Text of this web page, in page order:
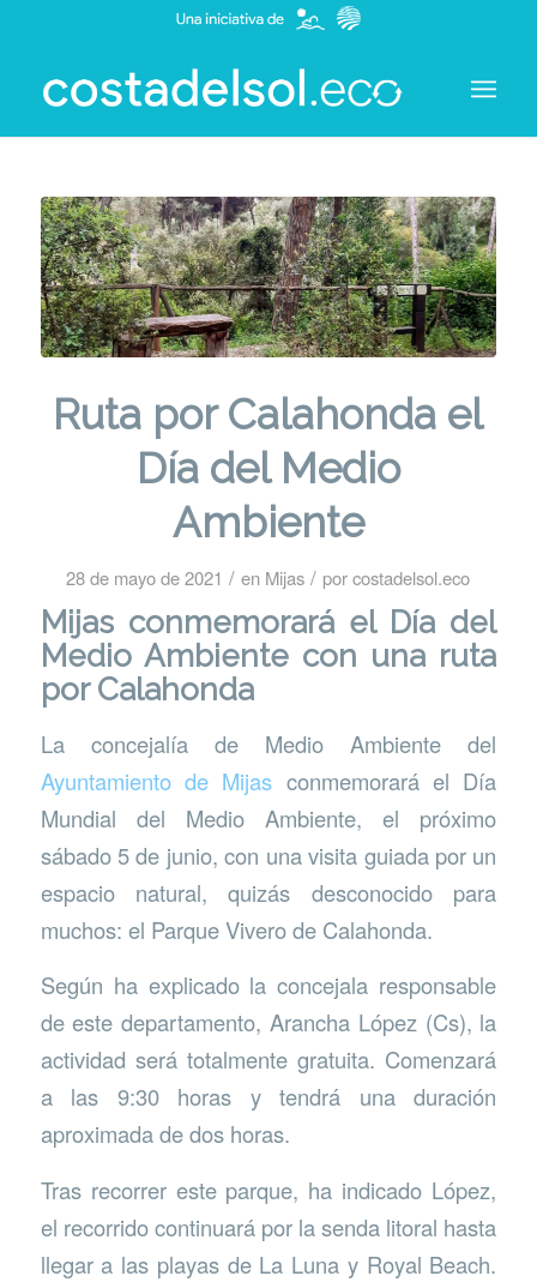
Ruta por Calahonda el
Día del Medio
Ambiente
28 de mayo de 2021 / en Mijas / porcostadelsol.eco
Mijas conmemorará el Día del
Medio Ambiente con una ruta
por Calahonda
La concejalía de Medio Ambiente del
Ayuntamiento de Mijas conmemorará el Día
Mundial del Medio Ambiente, el próximo
sábado 5 de junio, con una visita guiada por un
espacio natural, quizás desconocido para
muchos: el Parque Vivero de Calahonda.
Según ha explicado la concejala responsable
de este departamento, Arancha López (Cs), la
actividad será totalmente gratuita. Comenzará
a las 9:30 horas y tendrá una duración
aproximada de dos horas.
Tras recorrer este parque, ha indicado López,
el recorrido continuará por la senda litoral hasta
llegar a las playas de La Luna y Royal Beach.